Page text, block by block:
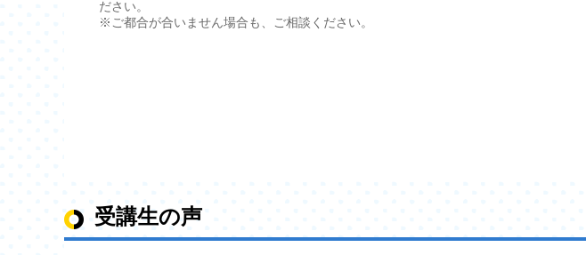
ださい。
※ご都合が合いません場合も、ご相談ください。
受講生の声